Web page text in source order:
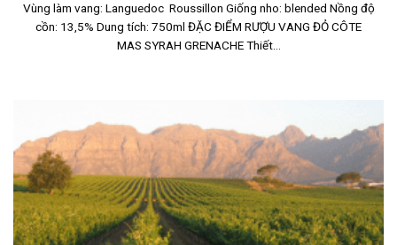
Vùng làm vang: Languedoc Roussillon Giống nho: blended Nồng độ
cồn: 13,5% Dung tích: 750ml ĐẶC ĐIỂM RƯỢU VANG ĐỎ CÔTE
MAS SYRAH GRENACHE Thiết...